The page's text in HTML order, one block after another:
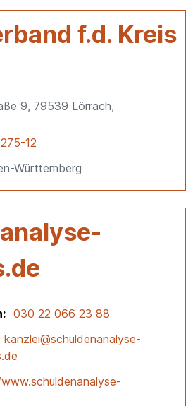
f.d. Kreis
9, 79539 Lörrach,
12
Württemberg
030 22 066 23 88
kanzlei@schuldenanalyse-